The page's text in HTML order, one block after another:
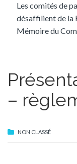
Les comités de
désaffilient de la
Mémoire du
–
NON CLASSÉ